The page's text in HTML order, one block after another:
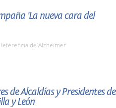
'La nueva cara del
de Alzheimer
de Alcaldías y Presidentes de
y León